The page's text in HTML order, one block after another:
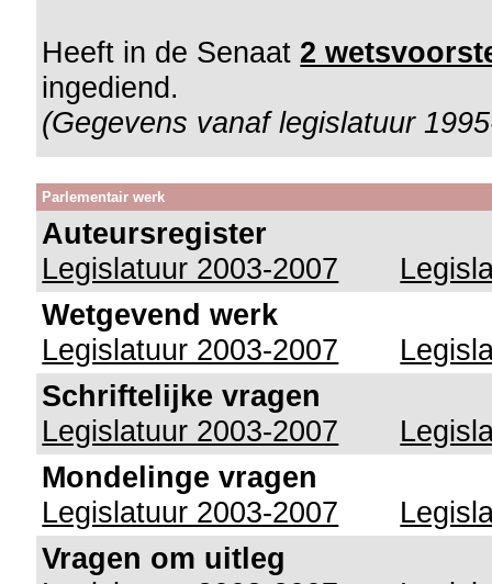
Heeft in de Senaat 2
ingediend.
(Gegevens vanaf legislatuur
Parlementair werk
Auteursregister
Legislatuur 2003-2007
Wetgevend werk
Legislatuur 2003-2007
Schriftelijke vragen
Legislatuur 2003-2007
Mondelinge vragen
Legislatuur 2003-2007
Vragen om uitleg